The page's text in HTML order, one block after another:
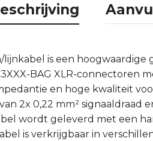
lijnkabel is een
BAG XLR-
en hoge kwaliteit
2x 0,22 mm² signaaldraad
wordt geleverd met een
is verkrijgbaar in